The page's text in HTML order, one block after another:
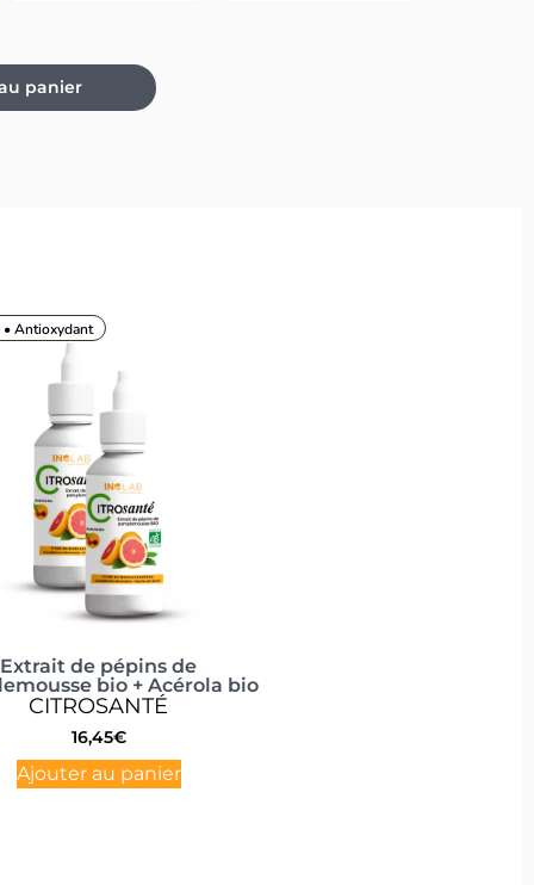
panier
Extrait de pépins de
bio + Acérola bio
CITROSANTÉ
16,45€
Ajouter au panier
• Antioxydant